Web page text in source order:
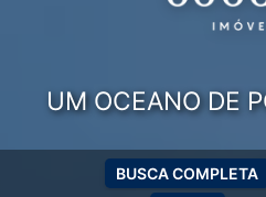
UM OCEANO DE
BUSCA COMPLETA